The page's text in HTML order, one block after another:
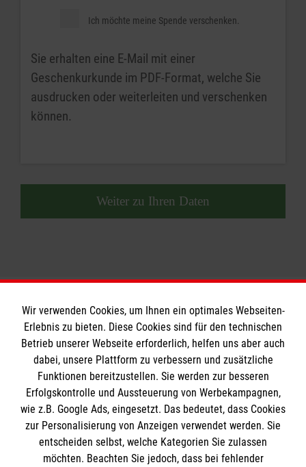
Ich möchte meine Spende verschenken.
Sie erhalten eine E-Mail mit einer
Geschenkurkunde im PDF-Format, welche Sie
ausdrucken oder weiterleiten und verschenken
können.
Weiter zu Ihren Daten
Informationen
Impressum
Datenschutz
Kontakt
Barrierefreiheit
Die Malteser
Wir verwenden Cookies, um Ihnen ein optimales Webseiten-
Erlebnis zu bieten. Diese Cookies sind für den technischen
Betrieb unserer Webseite erforderlich, helfen uns aber auch
dabei, unsere Plattform zu verbessern und zusätzliche
Funktionen bereitzustellen. Sie werden zur besseren
Erfolgskontrolle und Aussteuerung von Werbekampagnen,
wie z.B. Google Ads, eingesetzt. Das bedeutet, dass Cookies
zur Personalisierung von Anzeigen verwendet werden. Sie
entscheiden selbst, welche Kategorien Sie zulassen
möchten. Beachten Sie jedoch, dass bei fehlender